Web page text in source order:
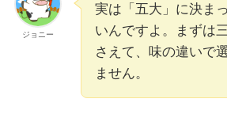
ジョニー
実は「五大」に決ま
いんですよ。まずは
さえて、味の違いで
ません。